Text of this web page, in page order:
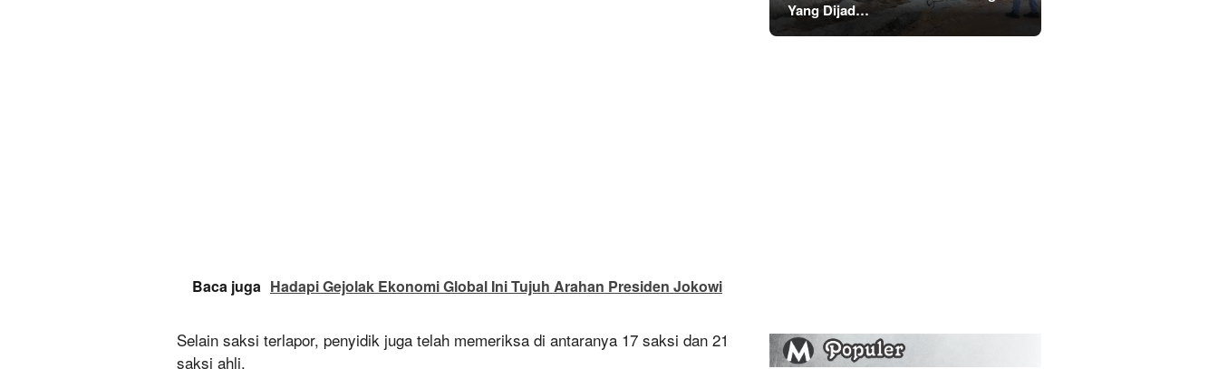
Baca juga Hadapi Gejolak Ekonomi Global Ini Tujuh Arahan Presiden Jokowi
Selain saksi terlapor, penyidik juga telah memeriksa di antaranya 17 saksi dan 21
saksi ahli.
Yang Dijad…